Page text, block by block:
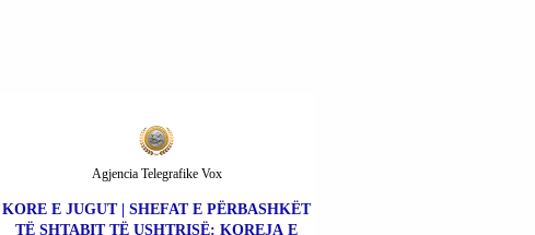
KORE E JUGUT | SHEFAT E PËRBASHKËT
TË SHTABIT TË USHTRISË: KOREJA E
Agjencia Telegrafike Vox